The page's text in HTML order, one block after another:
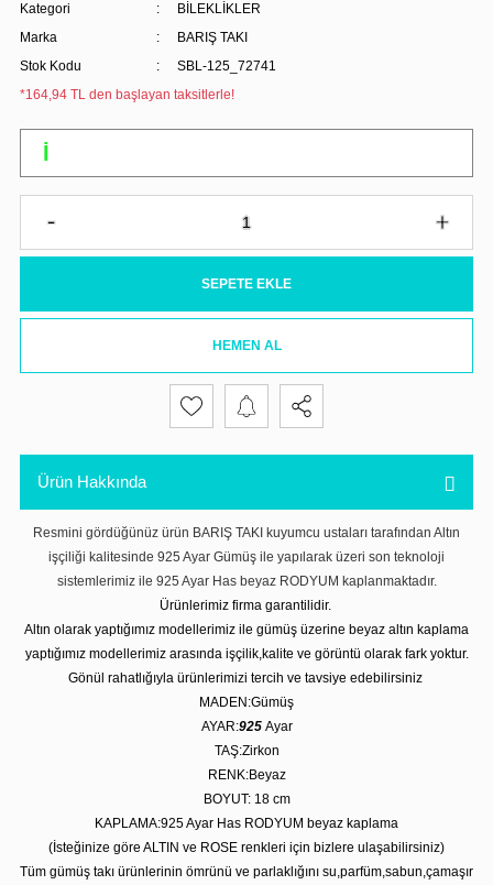
Kategori
BİLEKLİKLER
Marka
BARIŞ TAKI
Stok Kodu
SBL-125_72741
*164,94 TL den başlayan taksitlerle!
SEPETE EKLE
HEMEN AL
Ürün Hakkında
Resmini gördüğünüz ürün BARIŞ TAKI kuyumcu ustaları tarafından Altın
işçiliği kalitesinde 925 Ayar Gümüş ile yapılarak üzeri son teknoloji
sistemlerimiz ile 925 Ayar Has beyaz RODYUM kaplanmaktadır.
Ürünlerimiz firma garantilidir.
Altın olarak yaptığımız modellerimiz ile gümüş üzerine beyaz altın kaplama
yaptığımız modellerimiz arasında işçilik,kalite ve görüntü olarak fark yoktur.
Gönül rahatlığıyla ürünlerimizi tercih ve tavsiye edebilirsiniz
MADEN:Gümüş
AYAR:925 Ayar
TAŞ:Zirkon
RENK:Beyaz
BOYUT: 18 cm
KAPLAMA:925 Ayar Has RODYUM beyaz kaplama
(İsteğinize göre ALTIN ve ROSE renkleri için bizlere ulaşabilirsiniz)
Tüm gümüş takı ürünlerinin ömrünü ve parlaklığını su,parfüm,sabun,çamaşır